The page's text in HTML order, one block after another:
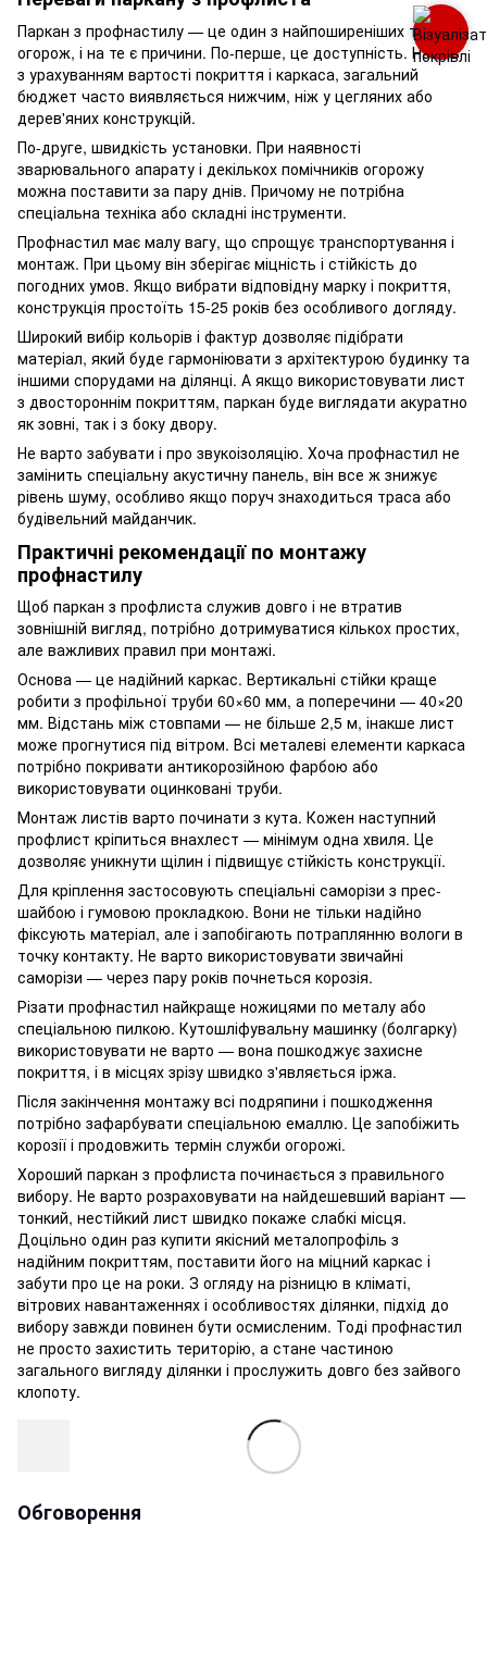
Паркан з профнастилу — це один з найпоширеніших типів
огорож, і на те є причини. По-перше, це доступність. Навіть
з урахуванням вартості покриття і каркаса, загальний
бюджет часто виявляється нижчим, ніж у цегляних або
дерев'яних конструкцій.
По-друге, швидкість установки. При наявності
зварювального апарату і декількох помічників огорожу
можна поставити за пару днів. Причому не потрібна
спеціальна техніка або складні інструменти.
Профнастил має малу вагу, що спрощує транспортування і
монтаж. При цьому він зберігає міцність і стійкість до
погодних умов. Якщо вибрати відповідну марку і покриття,
конструкція простоїть 15-25 років без особливого догляду.
Широкий вибір кольорів і фактур дозволяє підібрати
матеріал, який буде гармоніювати з архітектурою будинку та
іншими спорудами на ділянці. А якщо використовувати лист
з двостороннім покриттям, паркан буде виглядати акуратно
як зовні, так і з боку двору.
Не варто забувати і про звукоізоляцію. Хоча профнастил не
замінить спеціальну акустичну панель, він все ж знижує
рівень шуму, особливо якщо поруч знаходиться траса або
будівельний майданчик.
Практичні рекомендації по монтажу
профнастилу
Щоб паркан з профлиста служив довго і не втратив
зовнішній вигляд, потрібно дотримуватися кількох простих,
але важливих правил при монтажі.
Основа — це надійний каркас. Вертикальні стійки краще
робити з профільної труби 60×60 мм, а поперечини — 40×20
мм. Відстань між стовпами — не більше 2,5 м, інакше лист
може прогнутися під вітром. Всі металеві елементи каркаса
потрібно покривати антикорозійною фарбою або
використовувати оцинковані труби.
Монтаж листів варто починати з кута. Кожен наступний
профлист кріпиться внахлест — мінімум одна хвиля. Це
дозволяє уникнути щілин і підвищує стійкість конструкції.
Для кріплення застосовують спеціальні саморізи з прес-
шайбою і гумовою прокладкою. Вони не тільки надійно
фіксують матеріал, але і запобігають потраплянню вологи в
точку контакту. Не варто використовувати звичайні
саморізи — через пару років почнеться корозія.
Різати профнастил найкраще ножицями по металу або
спеціальною пилкою. Кутошліфувальну машинку (болгарку)
використовувати не варто — вона пошкоджує захисне
покриття, і в місцях зрізу швидко з'являється іржа.
Після закінчення монтажу всі подряпини і пошкодження
потрібно зафарбувати спеціальною емаллю. Це запобіжить
корозії і продовжить термін служби огорожі.
Хороший паркан з профлиста починається з правильного
вибору. Не варто розраховувати на найдешевший варіант —
тонкий, нестійкий лист швидко покаже слабкі місця.
Доцільно один раз купити якісний металопрофіль з
надійним покриттям, поставити його на міцний каркас і
забути про це на роки. З огляду на різницю в кліматі,
вітрових навантаженнях і особливостях ділянки, підхід до
вибору завжди повинен бути осмисленим. Тоді профнастил
не просто захистить територію, а стане частиною
загального вигляду ділянки і прослужить довго без зайвого
клопоту.
Обговорення